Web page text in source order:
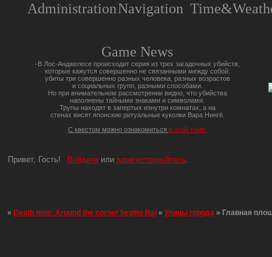
AdministrationNavigation
Game News
-В Лос-Анджелесе происходит серия из трех загадочных убийств,
которые кажутся совершенно не связанными между собой:
убиты три совершенно разных человека, разных возрастов
и социальных групп, разными способами.
Но при внимательном рассмотрении видно, что убийства
наполнены тайными знаками и символами.
Трупы находят в запертых изнутри комнатах, а на
стенах висят японские ритуальные куколки Вара Нингё.
С квестом можно ознакомиться в этой теме.
Привет, Гость! Войдитеили зарегистрируйтесь.
»Death note: Around the corner begins Rai »Улицы города » Главная